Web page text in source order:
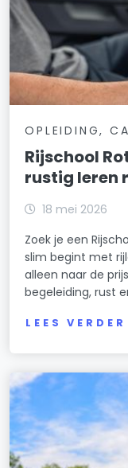
OPLEIDING,
Rijschool
rustig leren
18 mei 2026
Zoek je een
slim begint met
alleen naar de
begeleiding, rust
LEES VERDER